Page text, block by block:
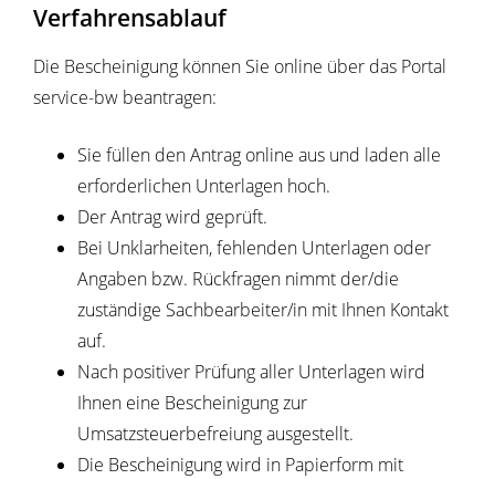
Verfahrensablauf
Die Bescheinigung können Sie online über das Portal
service-bw beantragen:
Sie füllen den Antrag online aus und laden alle
erforderlichen Unterlagen hoch.
Der Antrag wird geprüft.
Bei Unklarheiten, fehlenden Unterlagen oder
Angaben bzw. Rückfragen nimmt der/die
zuständige Sachbearbeiter/in mit Ihnen Kontakt
auf.
Nach positiver Prüfung aller Unterlagen wird
Ihnen eine Bescheinigung zur
Umsatzsteuerbefreiung ausgestellt.
Die Bescheinigung wird in Papierform mit